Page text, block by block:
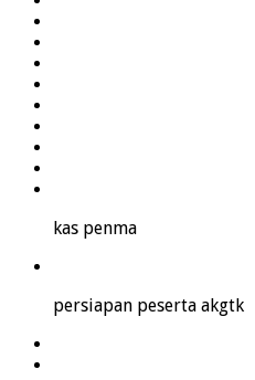
kas penma
persiapan peserta akgtk